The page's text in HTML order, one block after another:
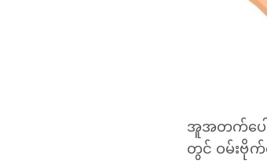
အူအတက်ပေါ
တွင် ဝမ်းဗို